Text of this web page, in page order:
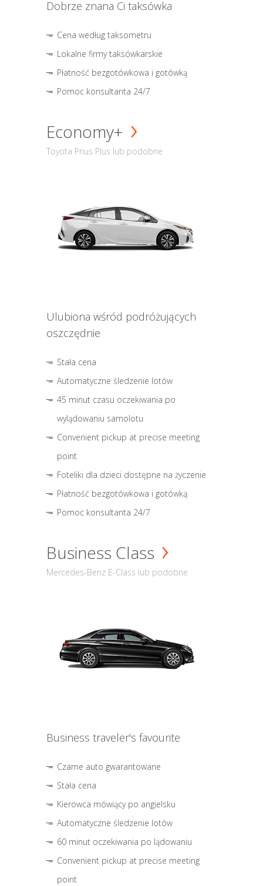
Dobrze znana Ci taksówka
Cena według taksometru
Lokalne firmy taksówkarskie
Płatność bezgotówkowa i gotówką
Pomoc konsultanta 24/7
Economy+
Toyota Prius Plus lub podobne
Ulubiona wśród podróżujących
oszczędnie
Stała cena
Automatyczne śledzenie lotów
45 minut czasu oczekiwania po
wylądowaniu samolotu
Convenient pickup at precise meeting
point
Foteliki dla dzieci dostępne na życzenie
Płatność bezgotówkowa i gotówką
Pomoc konsultanta 24/7
Business Class
Mercedes-Benz E-Class lub podobne
Business traveler's favourite
Czarne auto gwarantowane
Stała cena
Kierowca mówiący po angielsku
Automatyczne śledzenie lotów
60 minut oczekiwania po lądowaniu
Convenient pickup at precise meeting
point